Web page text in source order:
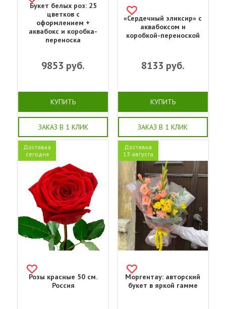
Букет белых роз: 25
цветков с
оформлением +
аквабокс и коробка-
переноска
9853 руб.
КУПИТЬ
ЗАКАЗ В 1 КЛИК
«Сердечный эликсир» с
аквабоксом и
коробкой-переноской
8133 руб.
КУПИТЬ
ЗАКАЗ В 1 КЛИК
Доставка
сегодня
Розы красные 50 см.
Россия
Доставка
13 августа
Моргентау: авторский
букет в яркой гамме